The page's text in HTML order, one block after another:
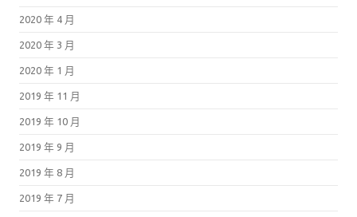
2020 年 4 月
2020 年 3 月
2020 年 1 月
2019 年 11 月
2019 年 10 月
2019 年 9 月
2019 年 8 月
2019 年 7 月